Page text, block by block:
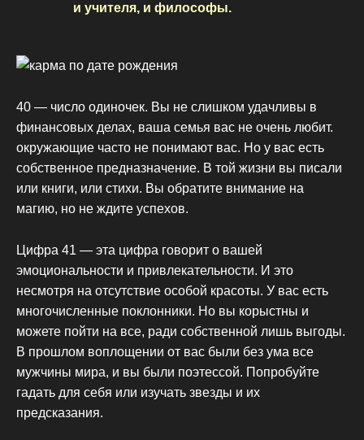
и учителя, и философы.
40 — число одиночек. Вы не слишком удачливы в
финансовых делах, ваша семья вас не очень любит.
окружающие часто не понимают вас. Но у вас есть
собственное предназначение. В той жизни вы писали
или книги, или стихи. Вы обратите внимание на
магию, но не ждите успехов.
Цифра 41 — эта цифра говорит о вашей
эмоциональности и привлекательности. И это
несмотря на отсутствие особой красоты. У вас есть
многочисленные поклонники. Но вы корыстны и
можете пойти на все, ради собственной лишь выгоды.
В прошлом воплощении от вас были без ума все
мужчины мира, и вы были поэтессой. Попробуйте
гадать для себя или изучать звезды и их
предсказания.